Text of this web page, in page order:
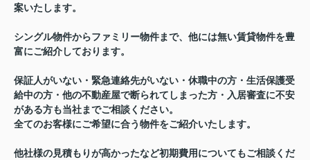
案いたします。
シングル物件からファミリー物件まで、他には無い賃貸物件を豊
富にご紹介しております。
保証人がいない・緊急連絡先がいない・休職中の方・生活保護受
給中の方・他の不動産屋で断られてしまった方・入居審査に不安
がある方も当社までご相談ください。
全てのお客様にご希望に合う物件をご紹介いたします。
他社様の見積もりが高かったなど初期費用についてもご相談くだ